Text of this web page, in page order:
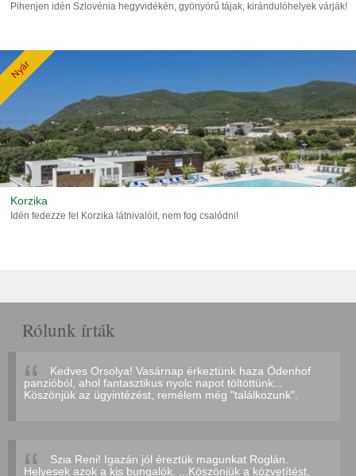
Pihenjen idén Szlovénia hegyvidékén, gyönyörű tájak, kirándulóhelyek várják!
Nyár
Korzika
Idén fedezze fel Korzika látnivalóit, nem fog csalódni!
Rólunk írták
Kedves Orsolya! Vasárnap érkeztünk haza Ödenhof
panzióból, ahol fantasztikus nyolc napot töltöttünk...
Köszönjük az ügyintézést, remélem még "találkozunk".
Szia Reni! Igazán jól éreztük magunkat Roglán.
Helyesek azok a kis bungalók. ...Köszönjük a közvetítést,